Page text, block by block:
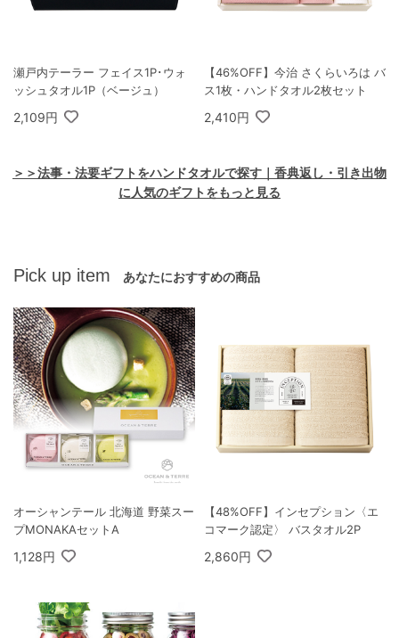
瀬戸内テーラー フェイス1P･ウォ
ッシュタオル1P（ベージュ）
2,109円
【46%OFF】今治 さくらいろは バ
ス1枚・ハンドタオル2枚セット
2,410円
＞＞法事・法要ギフトをハンドタオルで探す｜香典返し・引き出物
に人気のギフトをもっと見る
Pick up item あなたにおすすめの商品
オーシャンテール 北海道 野菜スー
プMONAKAセットA
1,128円
【48%OFF】インセプション〈エ
コマーク認定〉 バスタオル2P
2,860円